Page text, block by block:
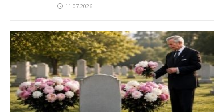
11.07.2026